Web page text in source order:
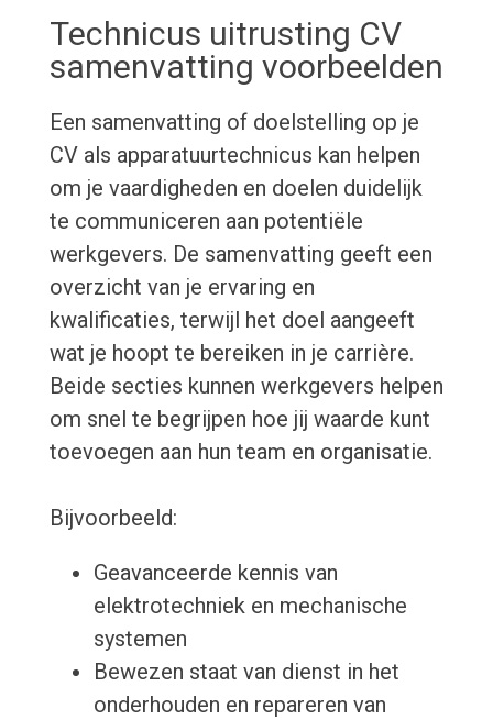
Technicus uitrusting CV
samenvatting voorbeelden
Een samenvatting of doelstelling op je
CV als apparatuurtechnicus kan helpen
om je vaardigheden en doelen duidelijk
te communiceren aan potentiële
werkgevers. De samenvatting geeft een
overzicht van je ervaring en
kwalificaties, terwijl het doel aangeeft
wat je hoopt te bereiken in je carrière.
Beide secties kunnen werkgevers helpen
om snel te begrijpen hoe jij waarde kunt
toevoegen aan hun team en organisatie.
Bijvoorbeeld:
Geavanceerde kennis van
elektrotechniek en mechanische
systemen
Bewezen staat van dienst in het
onderhouden en repareren van